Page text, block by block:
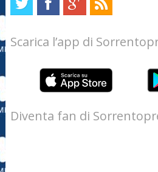
Scarica l’app di
Diventa fan di